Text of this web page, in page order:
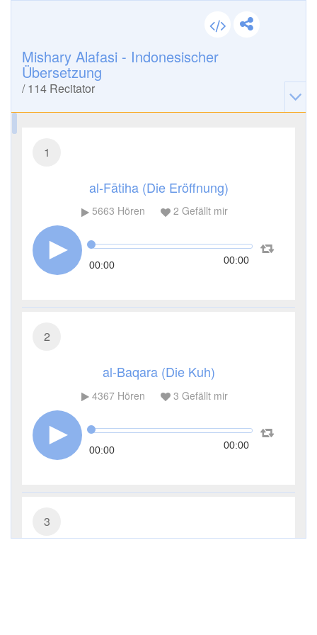
Mishary Alafasi - Indonesischer
Übersetzung
/114 Recitator
1
al-Fātiha (Die Eröffnung)
5663 Hören 2 Gefällt mir
00:00 00:00
2
al-Baqara (Die Kuh)
4367Hören 3 Gefällt mir
00:00 00:00
3